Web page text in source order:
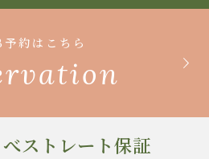
約はこちら
べストレート保証